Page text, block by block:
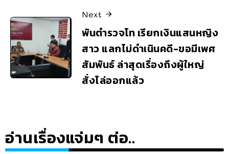
Next
พันตำรวจโท เรียกเงินแสนหญิง
สาว แลกไม่ดำเนินคดี-ขอมีเพศ
สัมพันธ์ ล่าสุดเรื่องถึงผู้ใหญ่
สั่งไล่ออกแล้ว
อ่านเรื่องแจ่มๆ ต่อ..